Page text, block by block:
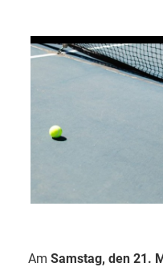
Am Samstag, den 21.